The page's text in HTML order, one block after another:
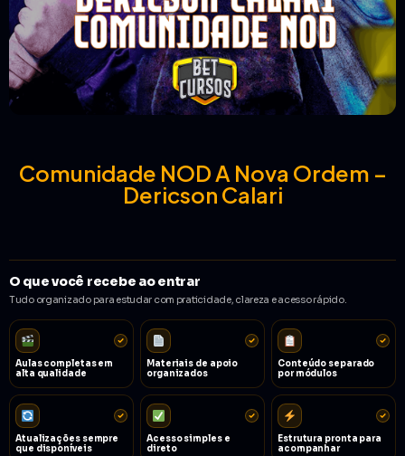
Comunidade NOD A Nova Ordem –
Dericson Calari
O que você recebe ao entrar
Tudo organizado para estudar com praticidade, clareza e acesso rápido.
Aulas completas em
alta qualidade
Materiais de apoio
organizados
Conteúdo separado
por módulos
Atualizações sempre
que disponíveis
Acesso simples e
direto
Estrutura pronta para
acompanhar